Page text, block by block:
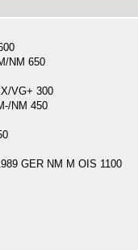
NM 650
VG+ 300
NM 450
GER NM M OIS 1100